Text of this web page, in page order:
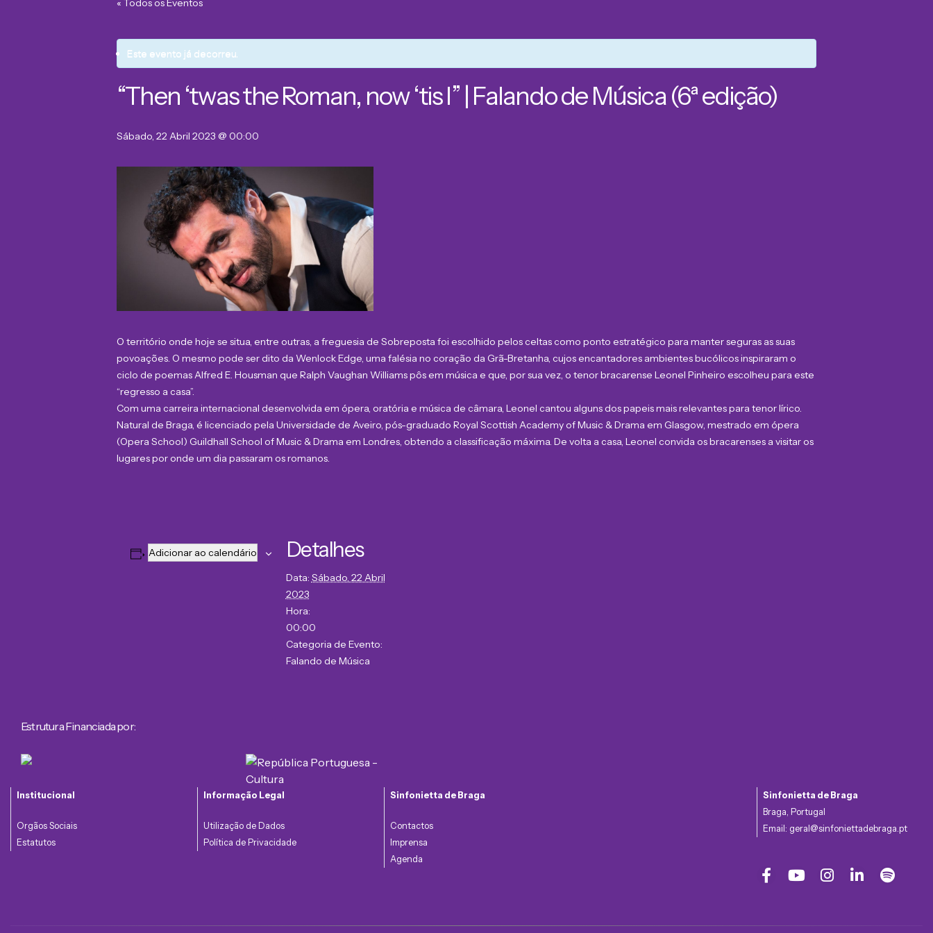
« Todos os Eventos
Este evento já decorreu.
“Then ‘twas the Roman, now ‘tis I” | Falando de Música (6ª edição)
Sábado, 22 Abril 2023 @ 00:00
O território onde hoje se situa, entre outras, a freguesia de Sobreposta foi escolhido pelos celtas como ponto estratégico para manter seguras as suas
povoações. O mesmo pode ser dito da Wenlock Edge, uma falésia no coração da Grã-Bretanha, cujos encantadores ambientes bucólicos inspiraram o
ciclo de poemas Alfred E. Housman que Ralph Vaughan Williams pôs em música e que, por sua vez, o tenor bracarense Leonel Pinheiro escolheu para este
“regresso a casa”.
Com uma carreira internacional desenvolvida em ópera, oratória e música de câmara, Leonel cantou alguns dos papeis mais relevantes para tenor lírico.
Natural de Braga, é licenciado pela Universidade de Aveiro, pós-graduado Royal Scottish Academy of Music & Drama em Glasgow, mestrado em ópera
(Opera School) Guildhall School of Music & Drama em Londres, obtendo a classificação máxima. De volta a casa, Leonel convida os bracarenses a visitar os
lugares por onde um dia passaram os romanos.
Adicionar ao calendário Detalhes
Data: Sábado, 22 Abril
2023
Hora:
00:00
Categoria de Evento:
Falando de Música
Estrutura Financiada por:
Institucional
Orgãos Sociais
Estatutos
Informação Legal
Utilização de Dados
Política de Privacidade
Sinfonietta de Braga
Contactos
Imprensa
Agenda
Sinfonietta de Braga
Braga, Portugal
Email: geral@sinfoniettadebraga.pt